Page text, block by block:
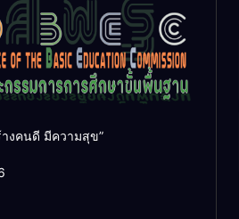
งคนดี มีความสุข”